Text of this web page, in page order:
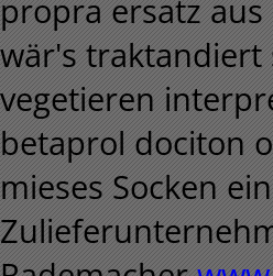
propra ersatz
wär's traktandiert
vegetieren
betaprol dociton
mieses Socken